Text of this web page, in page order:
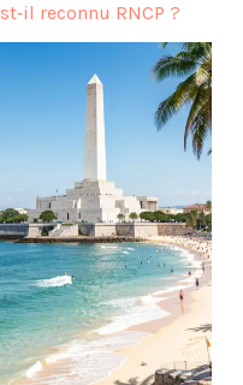
reconnu RNCP ?